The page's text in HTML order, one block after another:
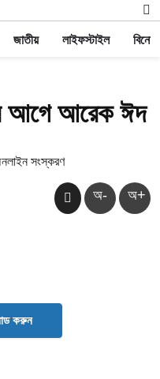
জাতীয় লাইফস্টাইল
আগে আরেক ঈদ
সংস্করণ
অ- অ+
করুন